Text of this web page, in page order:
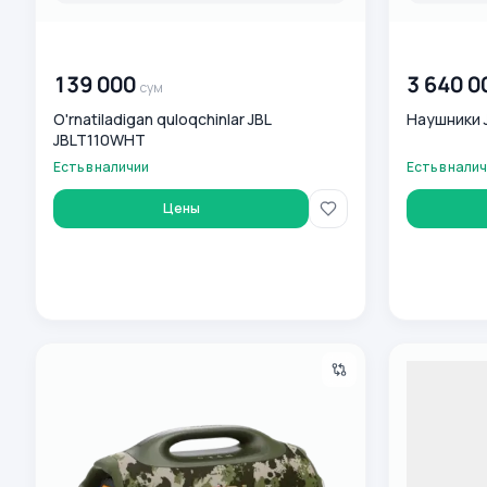
139 000 сум
O'rnatiladigan quloqchinlar JBL
JBLT110WHT
Есть в наличии
Цены
3 640
Наушники
Есть в